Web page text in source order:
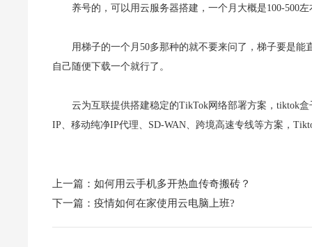
养号的，可以用云服务器搭建，一个月大概是100-500
用梯子的一个月50多那种的就不要来问了，梯子要是
自己随便下载一个就行了。
云为互联提供搭建稳定的TikTok网络部署方案，tiktok
IP、移动纯净IP代理、SD-WAN、跨境高速专线等方案，
上一篇： 如何用云手机多开热血传奇搬砖？
下一篇： 疫情如何在家使用云电脑上班?